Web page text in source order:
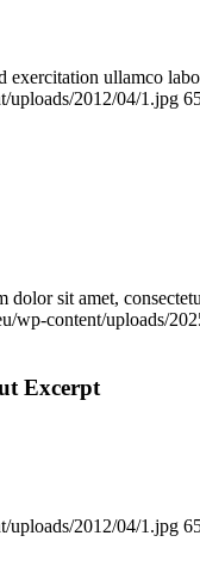
exercitation ullamco
uploads/2012/04/1.jpg
dolor sit amet,
wp-content/uploads/
Excerpt
uploads/2012/04/1.jpg